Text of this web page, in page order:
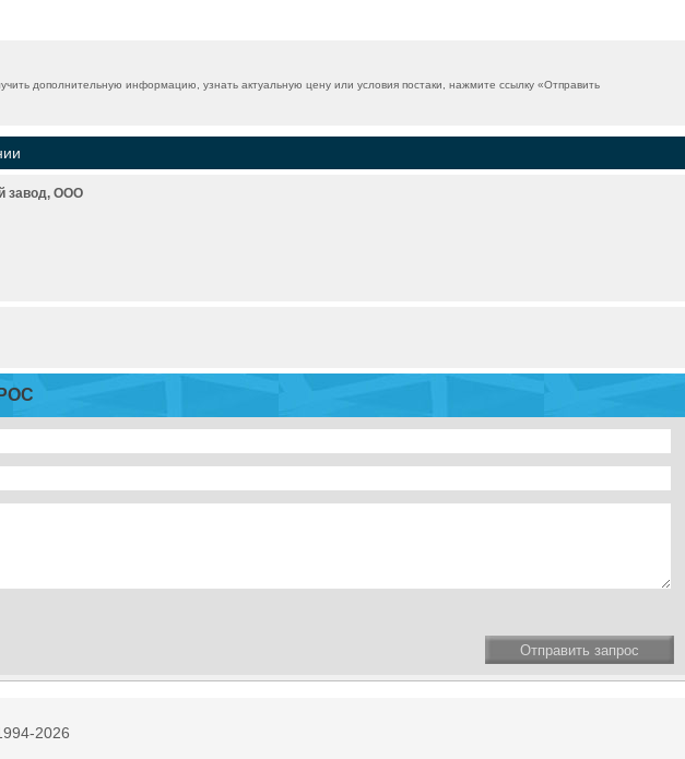
дополнительную информацию, узнать актуальную цену или условия постаки, нажмите ссылку «Отправить
завод, ООО
Отправить запрос
2026